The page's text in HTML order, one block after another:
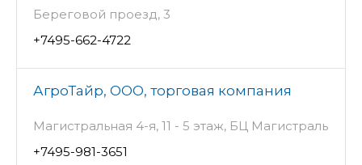
Береговой проезд, 3
+7495-662-4722
АгроТайр, ООО, торговая компания
Магистральная 4-я, 11 - 5 этаж, БЦ Магистраль
+7495-981-3651